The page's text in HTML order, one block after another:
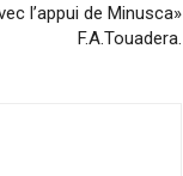
l’appui de Minusca»
F.A.Touadera.